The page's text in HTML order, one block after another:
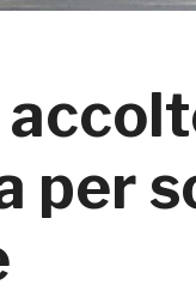
per